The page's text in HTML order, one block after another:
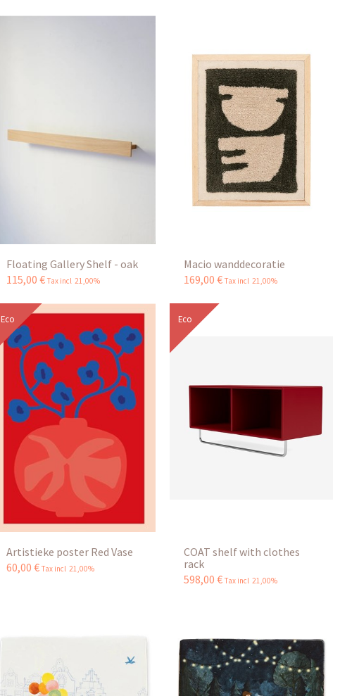
Floating Gallery Shelf - oak
115,00 € Tax incl 21,00%
Macio wanddecoratie
169,00 € Tax incl 21,00%
Eco
Artistieke poster Red Vase
60,00 € Tax incl 21,00%
Eco
COAT shelf with clothes
rack
598,00 € Tax incl 21,00%